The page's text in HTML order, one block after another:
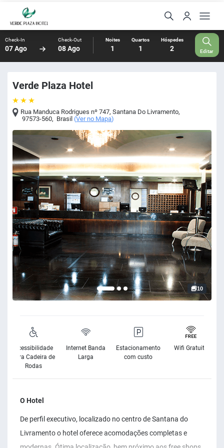
Check-In
07 Ago
Check-Out
08 Ago
Noites
1
Quartos
1
Hóspedes
2 Editar
Verde Plaza Hotel
Rua Manduca Rodrigues nº 747,Santana Do Livramento,
97573-560, Brasil (Ver no Mapa)
10
Acessibilidade
para Cadeira de
Rodas
Internet Banda
Larga
Estacionamento
com custo
Wifi Gratuito
O Hotel
De perfil executivo, localizado no centro de Santana do
Livramento o hotel oferece acomodações completas e